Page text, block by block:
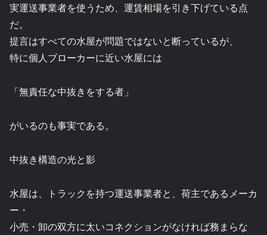
実運送事業者を使うため、運賃相場を引き下げている点
だ。
提言はすべての水屋が問題ではないと断っているが、
特に個人ブローカーに近い水屋には
「無責任な中抜きをする者」
がいるのも事実である。
中抜き構造の光と影
水屋は、トラックを持つ運送事業者と、荷主であるメーカ
ー・
小売・卸の双方に太いコネクションがなければ務まらな